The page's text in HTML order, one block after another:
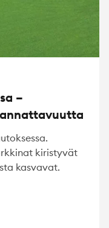
–
kiristyvät
kasvavat.